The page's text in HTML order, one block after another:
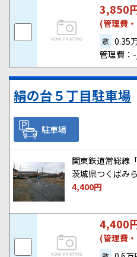
3,850
(管理費
敷 0.35
管理費：
絹の台５丁目駐車場
駐車場
関東鉄道常総線
茨城県つくばみ
4,400円
4,400
(管理費